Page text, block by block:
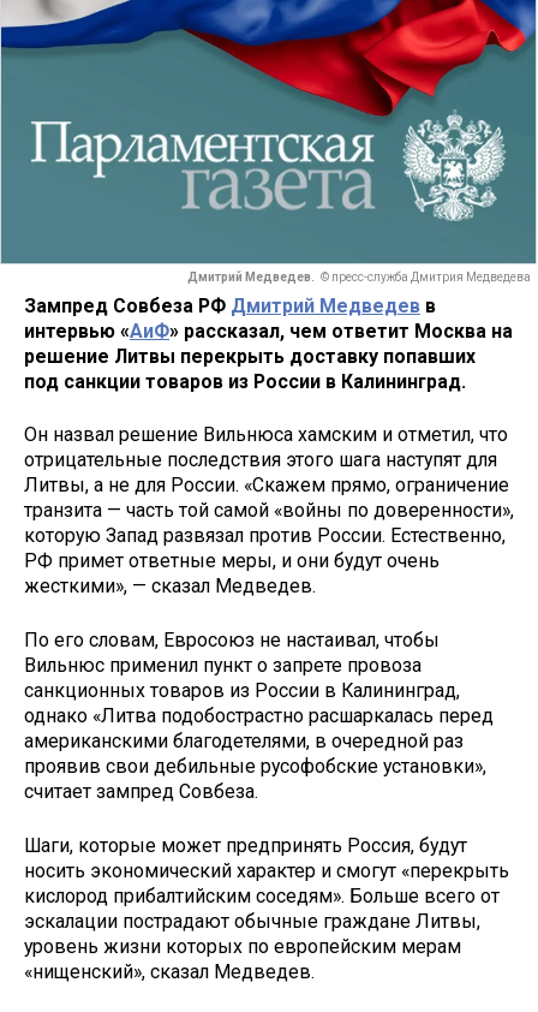
Дмитрий Медведев. © пресс-служба Дмитрия Медведева
Зампред Совбеза РФ Дмитрий Медведев в
интервью «АиФ» рассказал, чем ответит Москва на
решение Литвы перекрыть доставку попавших
под санкции товаров из России в Калининград.
Он назвал решение Вильнюса хамским и отметил, что
отрицательные последствия этого шага наступят для
Литвы, а не для России. «Скажем прямо, ограничение
транзита — часть той самой «войны по доверенности»,
которую Запад развязал против России. Естественно,
РФ примет ответные меры, и они будут очень
жесткими», — сказал Медведев.
По его словам, Евросоюз не настаивал, чтобы
Вильнюс применил пункт о запрете провоза
санкционных товаров из России в Калининград,
однако «Литва подобострастно расшаркалась перед
американскими благодетелями, в очередной раз
проявив свои дебильные русофобские установки»,
считает зампред Совбеза.
Шаги, которые может предпринять Россия, будут
носить экономический характер и смогут «перекрыть
кислород прибалтийским соседям». Больше всего от
эскалации пострадают обычные граждане Литвы,
уровень жизни которых по европейским мерам
«нищенский», сказал Медведев.